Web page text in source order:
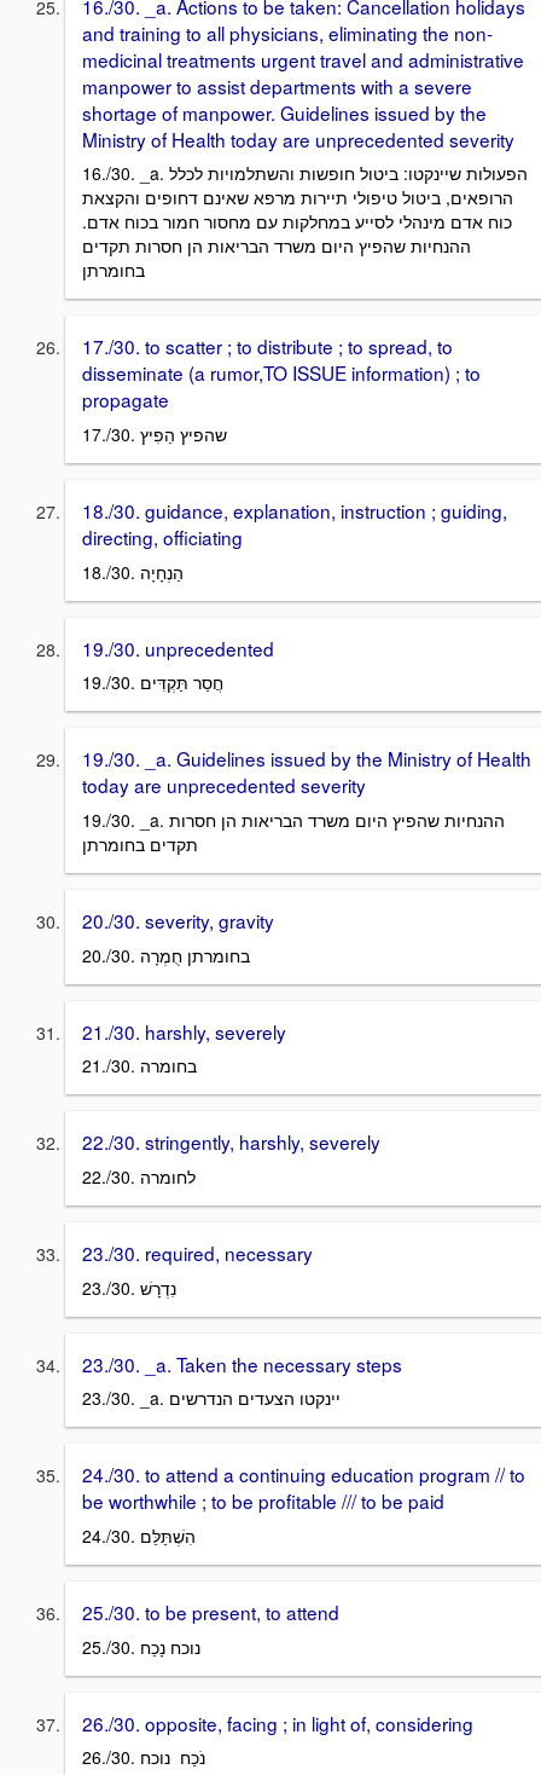
16./30. _a. Actions to be taken: Cancellation holidays
and training to all physicians, eliminating the non-
medicinal treatments urgent travel and administrative
manpower to assist departments with a severe
shortage of manpower. Guidelines issued by the
Ministry of Health today are unprecedented severity
16./30. _a. הפעולות שיינקטו: ביטול חופשות והשתלמויות לכלל
הרופאים, ביטול טיפולי תיירות מרפא שאינם דחופים והקצאת
כוח אדם מינהלי לסייע במחלקות עם מחסור חמור בכוח אדם.
ההנחיות שהפיץ היום משרד הבריאות הן חסרות תקדים
בחומרתן
17./30. to scatter ; to distribute ; to spread, to
disseminate (a rumor,TO ISSUE information) ; to
propagate
17./30. שהפיץ הֵפִיץ
18./30. guidance, explanation, instruction ; guiding,
directing, officiating
19./30. unprecedented
19./30. חֲסַר תַּקְדִּים
19./30. _a. Guidelines issued by the Ministry of Health
today are unprecedented severity
19./30. _a. ההנחיות שהפיץ היום משרד הבריאות הן חסרות
תקדים בחומרתן
20./30. severity, gravity
20./30. בחומרתן חֻמְרָה
21./30. harshly, severely
22./30. stringently, harshly, severely
23./30. required, necessary
23./30. _a. Taken the necessary steps
23./30. _a. יינקטו הצעדים הנדרשים
24./30. to attend a continuing education program // to
be worthwhile ; to be profitable /// to be paid
25./30. to be present, to attend
25./30. נוכח נָכַח
26./30. opposite, facing ; in light of, considering
26./30. נֹכַח נוכח